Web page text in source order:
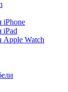
iPhone
iPad
Apple Watch